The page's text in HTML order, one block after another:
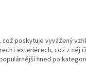
poskytuje vyvážený
i exteriérech, což z něj
hned po